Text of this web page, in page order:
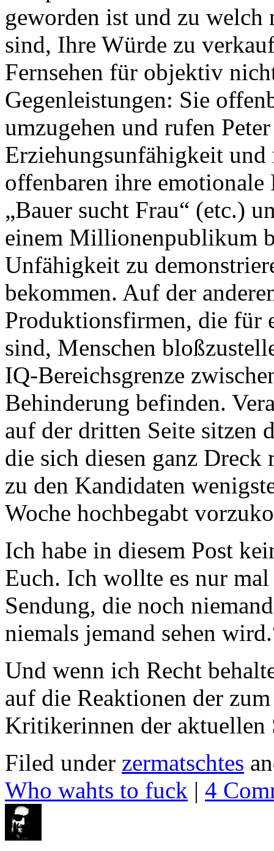
geworden ist und zu welch
sind, Ihre Würde zu
Fernsehen für objektiv
Gegenleistungen: Sie
umzugehen und rufen
Erziehungsunfähigkeit
offenbaren ihre
„Bauer sucht Frau“ (etc.)
einem Millionenpublikum
Unfähigkeit zu
bekommen. Auf der
Produktionsfirmen, die für
sind, Menschen
IQ-Bereichsgrenze
Behinderung befinden.
auf der dritten Seite sitzen
die sich diesen ganz
zu den Kandidaten
Woche hochbegabt
Ich habe in diesem Post
Euch. Ich wollte es nur
Sendung, die noch
niemals jemand sehen
Und wenn ich Recht
auf die Reaktionen der
Kritikerinnen der aktuellen
Filed under zermatschtes
Who wahts to fuck | 4